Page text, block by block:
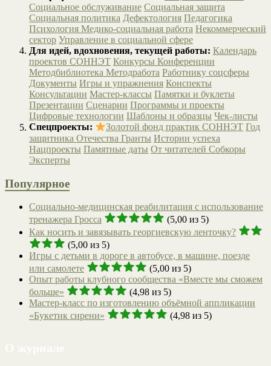
Социальное обслуживание Социальная защита
Социальная политика Дефектология Педагогика
Психология Медико-социальная работа Некоммерческий
сектор Управление в социальной сфере
Для идей, вдохновения, текущей работы: Календарь
проектов СОННЭТ Конкурсы Конференции
Методбиблиотека Методработа Работнику соцсферы
Документы Игры и упражнения Конспекты
Консультации Мастер-классы Памятки и буклеты
Презентации Сценарии Программы и проекты
Цифровые технологии Шаблоны и образцы Чек-листы
Спецпроекты:
Золотой фонд практик СОННЭТ Год
защитника Отечества Гранты Истории успеха
Нацпроекты Памятные даты От читателей Собкоры
Эксперты
Популярное
Социально-медицинская реабилитация с использование
тренажера Гросса
(5,00 из 5)
Как носить и завязывать георгиевскую ленточку?
(5,00 из 5)
Игры с детьми в дороге в автобусе, в машине, поезде
или самолете
(5,00 из 5)
Опыт работы клубного сообщества «Вместе мы сможем
больше»
(4,98 из 5)
Мастер-класс по изготовлению объёмной аппликации
«Букетик сирени»
(4,98 из 5)